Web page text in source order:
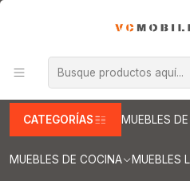
CATEGORÍAS MUEBLES
MUEBLES DE COCINA MUEBLES
Muebles
Mueble vanitorios
Muebles vanitorios aereo
Mueble vanitorio Doble Aéreo de